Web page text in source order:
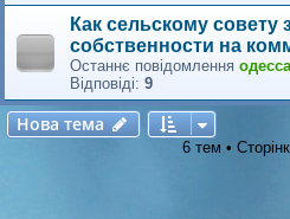
Как сельскому совету
собственности на
Останнє повідомлення одесса
Відповіді: 9
Нова тема
Нова тема
6 тем •